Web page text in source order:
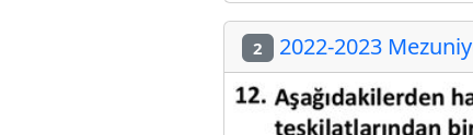
2 2022-2023